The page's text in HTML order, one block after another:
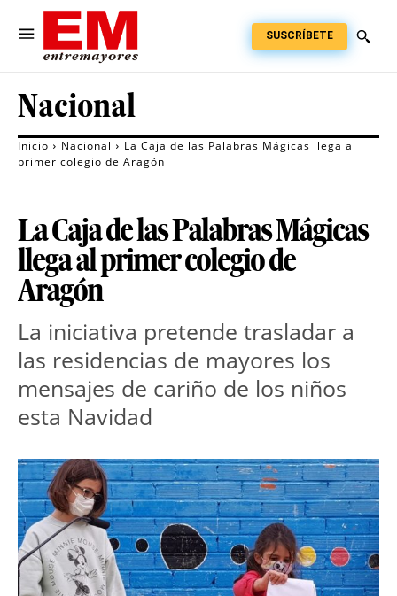
SUSCRÍBETE
Nacional
Inicio Nacional
La Caja de las Palabras Mágicas llega al
primer colegio de Aragón
La Caja de las Palabras Mágicas
llega al primer colegio de
Aragón
La iniciativa pretende trasladar a
las residencias de mayores los
mensajes de cariño de los niños
esta Navidad